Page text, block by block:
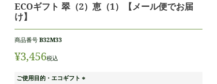
ECOギフト 翠（2）恵（1）【メール便でお届
け】
商品番号 B32M33
¥3,456税込
ご使用目的・エコギフト